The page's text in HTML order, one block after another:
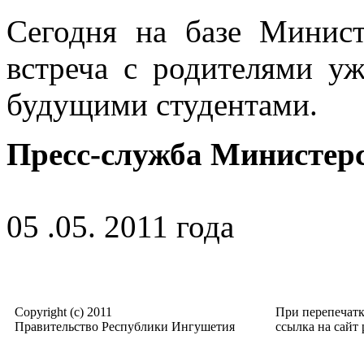
Сегодня на базе
встреча с родителями
будущими студентами.
Пресс-служба
05 .05. 2011 года
Copyright (c) 2011
Правительство Республики Ингушетия
При
ссылка на сайт